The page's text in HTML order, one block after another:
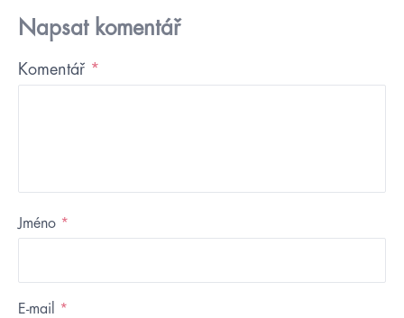
Napsat komentář
Komentář *
Jméno *
E-mail *